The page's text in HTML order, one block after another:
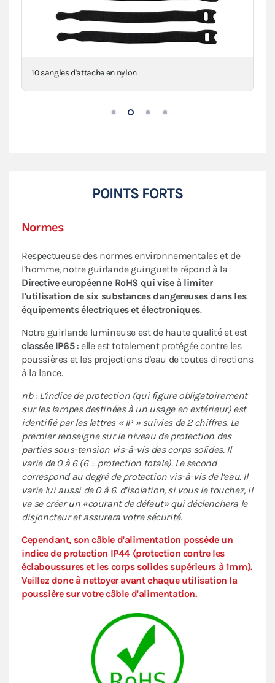
10 sangles d'attache en nylon
POINTS FORTS
Normes
Respectueuse des normes environnementales et de
l’homme, notre guirlande guinguette répond à la
Directive européenne RoHS qui vise à limiter
l'utilisation de six substances dangereuses dans les
équipements électriques et électroniques.
Notre guirlande lumineuse est de haute qualité et est
classée IP65: elle est totalement protégée contre les
poussières et les projections d'eau de toutes directions
à la lance.
nb : L’indice de protection (qui figure obligatoirement
sur les lampes destinées à un usage en extérieur) est
identifié par les lettres « IP » suivies de 2 chiffres. Le
premier renseigne sur le niveau de protection des
parties sous-tension vis-à-vis des corps solides. Il
varie de 0 à 6 (6 = protection totale). Le second
correspond au degré de protection vis-à-vis de l’eau. Il
varie lui aussi de 0 à 6. d’isolation, si vous le touchez, il
va se créer un «courant de défaut» qui déclenchera le
disjoncteur et assurera votre sécurité.
Cependant, son câble d'alimentation possède un
indice de protection IP44 (protection contre les
éclaboussures et les corps solides supérieurs à 1mm).
Veillez donc à nettoyer avant chaque utilisation la
poussière sur votre câble d'alimentation.